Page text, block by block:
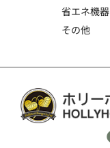
省エネ機器
その他